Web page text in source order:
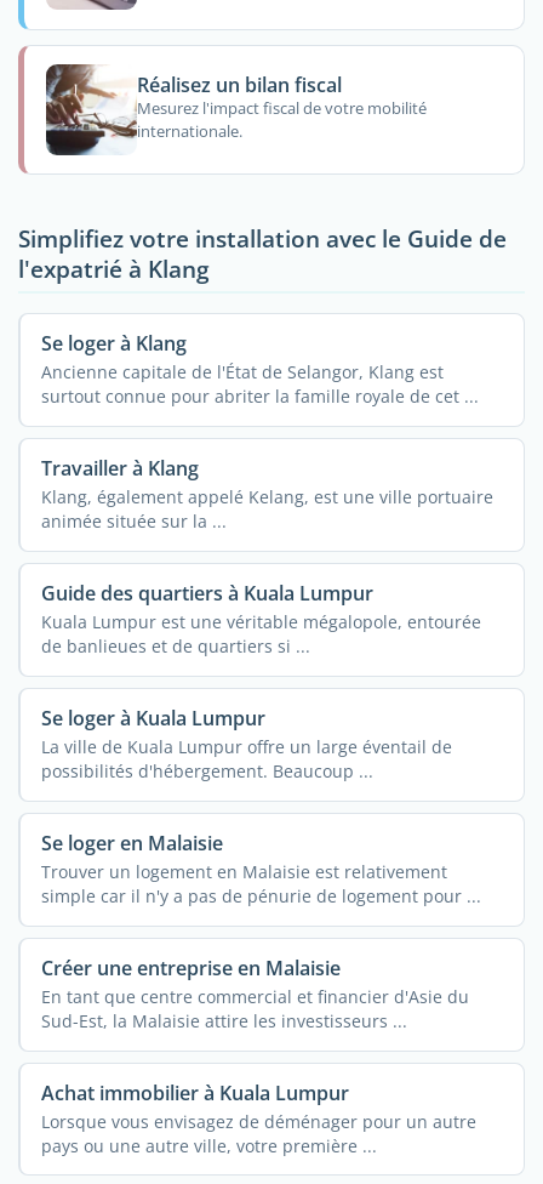
Réalisez un bilan fiscal
Mesurez l'impact fiscal de votre mobilité
internationale.
Simplifiez votre installation avec le Guide de
l'expatrié à Klang
Se loger à Klang
Ancienne capitale de l'État de Selangor, Klang est
surtout connue pour abriter la famille royale de cet ...
Travailler à Klang
Klang, également appelé Kelang, est une ville portuaire
animée située sur la ...
Guide des quartiers à Kuala Lumpur
Kuala Lumpur est une véritable mégalopole, entourée
de banlieues et de quartiers si ...
Se loger à Kuala Lumpur
La ville de Kuala Lumpur offre un large éventail de
possibilités d'hébergement. Beaucoup ...
Se loger en Malaisie
Trouver un logement en Malaisie est relativement
simple car il n'y a pas de pénurie de logement pour ...
Créer une entreprise en Malaisie
En tant que centre commercial et financier d'Asie du
Sud-Est, la Malaisie attire les investisseurs ...
Achat immobilier à Kuala Lumpur
Lorsque vous envisagez de déménager pour un autre
pays ou une autre ville, votre première ...